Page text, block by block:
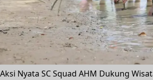
Aksi Nyata SC Squad AHM Dukung